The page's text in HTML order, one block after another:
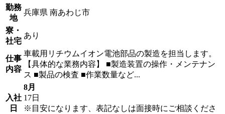
勤務
地
兵庫県 南あわじ市
寮・
社宅
あり
仕事
内容
車載用リチウムイオン電池部品の製造を担当します。
【具体的な業務内容】 ■製造装置の操作・メンテナン
ス ■製品の検査 ■作業数量など...
入社
日
8月
17日
※目安になります、表記なしは面接時にご相談くださ